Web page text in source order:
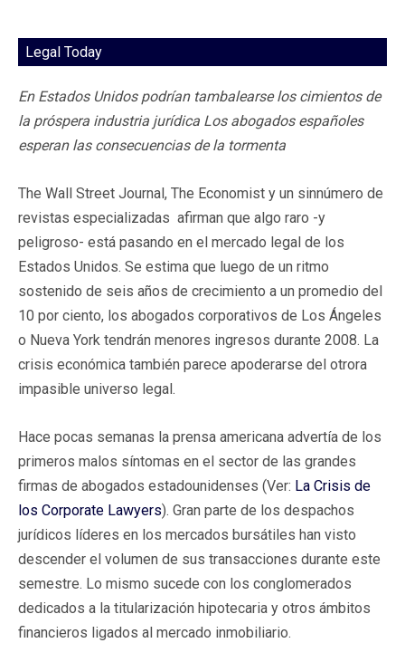
Legal Today
En Estados Unidos podrían tambalearse los cimientos de
la próspera industria jurídica Los abogados españoles
esperan las consecuencias de la tormenta
The Wall Street Journal, The Economist y un sinnúmero de
revistas especializadas afirman que algo raro -y
peligroso- está pasando en el mercado legal de los
Estados Unidos. Se estima que luego de un ritmo
sostenido de seis años de crecimiento a un promedio del
10 por ciento, los abogados corporativos de Los Ángeles
o Nueva York tendrán menores ingresos durante 2008. La
crisis económica también parece apoderarse del otrora
impasible universo legal.
Hace pocas semanas la prensa americana advertía de los
primeros malos síntomas en el sector de las grandes
firmas de abogados estadounidenses (Ver: La Crisis de
los Corporate Lawyers). Gran parte de los despachos
jurídicos líderes en los mercados bursátiles han visto
descender el volumen de sus transacciones durante este
semestre. Lo mismo sucede con los conglomerados
dedicados a la titularización hipotecaria y otros ámbitos
financieros ligados al mercado inmobiliario.